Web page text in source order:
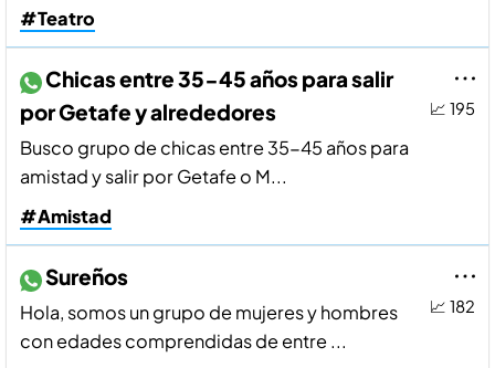
#Teatro
📈 195
Chicas entre 35-45 años para salir
por Getafe y alrededores
Busco grupo de chicas entre 35-45 años para
amistad y salir por Getafe o M...
#Amistad
📈 182
Sureños
Hola, somos un grupo de mujeres y hombres
con edades comprendidas de entre ...